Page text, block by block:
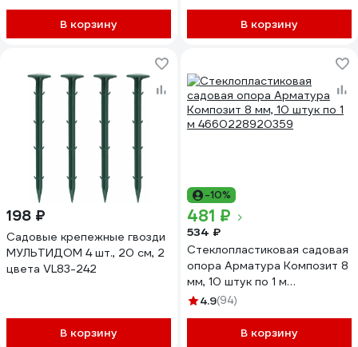
В корзину
стеклопластиковая
4660228920878
В корзину
198 ₽
Садовые крепежные гвозди
МУЛЬТИДОМ 4 шт., 20 см, 2
цвета VL83-242
В корзину
-10%
481 ₽
534 ₽
Стеклопластиковая садовая
опора Арматура Композит 8
мм, 10 штук по 1 м
4660228920359
4.9(94)
В корзину